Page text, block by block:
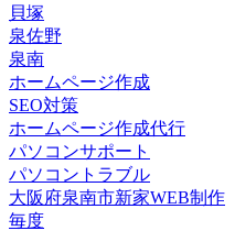
貝塚
泉佐野
泉南
ホームページ作成
SEO対策
ホームページ作成代行
パソコンサポート
パソコントラブル
大阪府泉南市新家WEB制作
毎度